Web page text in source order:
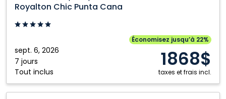
Ottawa
Royalton Chic Punta Cana
sept. 6, 2026
7 jours
Tout inclus
Économisez jusqu’à 22%
1868$
taxes et frais incl.
Punta
Cana:
Cana,
République
dominicaine